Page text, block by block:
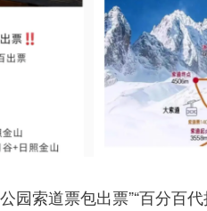
园索道票包出票”“百分百